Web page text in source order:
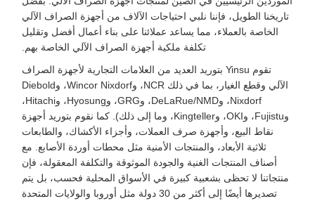
تاريخنا الطويل، فإننا نلبي احتياجات الآلاف من أجهزة الصراف الآلي
الخاصة بالعملاء، مما يساعد عملائنا على بناء أعمال أفضل وتقليل
تكلفة ملكية أجهزة الصراف الآلي الخاصة بهم.
تقوم Yinsu بتوريد العديد من العلامات التجارية لأجهزة الصراف
الآلي وقطع الغيار، بما في ذلك NCR، وWincor Nixdorf، وDiebold
Nixdorf، وDeLaRue/NMD، وGRG، وHyosung، وHitachi،
وFujistu، وOKI، وKingteller، وما إلى ذلك). كما نقوم بتوريد أجهزة
نقاط البيع، وأجهزة صرف العملات، وأجزاء الأكشاك، والطابعات
ثلاثية الأبعاد، والمنتجات الأمنية مثل محطات أوردة الأصابع. مع
أصناف المنتجات الغنية والجودة الموثوقة والتكلفة المعقولة، فإن
منتجاتنا لا تحظى بشعبية كبيرة في الأسواق المحلية فحسب، بل يتم
تصديرها أيضًا إلى أكثر من 30 دولة مثل أوروبا والولايات المتحدة